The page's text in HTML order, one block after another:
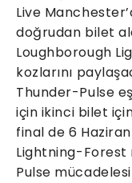
Live
doğrudan bilet
Loughborough
kozlarını
Thunder-Pulse
için ikinci bilet
final de 6
Lightning-Forest
Pulse